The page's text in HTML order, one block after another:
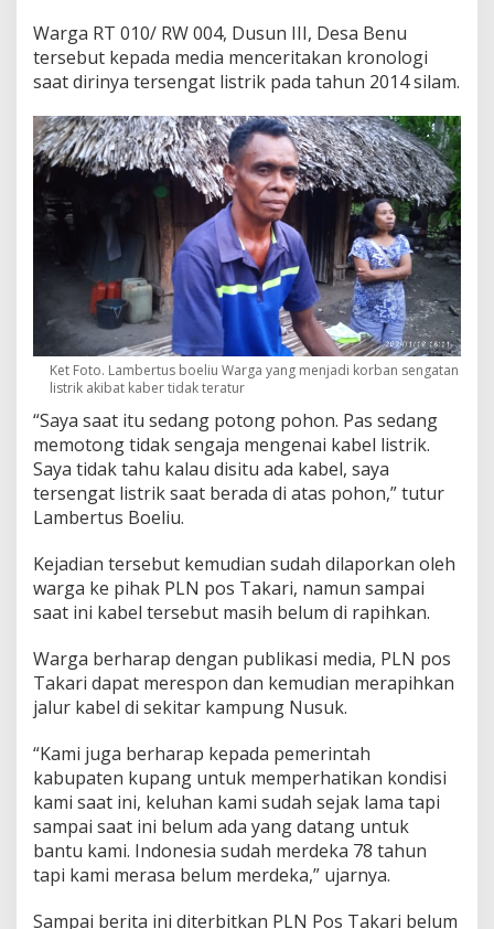
Warga RT 010/ RW 004, Dusun III, Desa Benu
tersebut kepada media menceritakan kronologi
saat dirinya tersengat listrik pada tahun 2014 silam.
Ket Foto. Lambertus boeliu Warga yang menjadi korban sengatan
listrik akibat kaber tidak teratur
“Saya saat itu sedang potong pohon. Pas sedang
memotong tidak sengaja mengenai kabel listrik.
Saya tidak tahu kalau disitu ada kabel, saya
tersengat listrik saat berada di atas pohon,” tutur
Lambertus Boeliu.
Kejadian tersebut kemudian sudah dilaporkan oleh
warga ke pihak PLN pos Takari, namun sampai
saat ini kabel tersebut masih belum di rapihkan.
Warga berharap dengan publikasi media, PLN pos
Takari dapat merespon dan kemudian merapihkan
jalur kabel di sekitar kampung Nusuk.
“Kami juga berharap kepada pemerintah
kabupaten kupang untuk memperhatikan kondisi
kami saat ini, keluhan kami sudah sejak lama tapi
sampai saat ini belum ada yang datang untuk
bantu kami. Indonesia sudah merdeka 78 tahun
tapi kami merasa belum merdeka,” ujarnya.
Sampai berita ini diterbitkan PLN Pos Takari belum